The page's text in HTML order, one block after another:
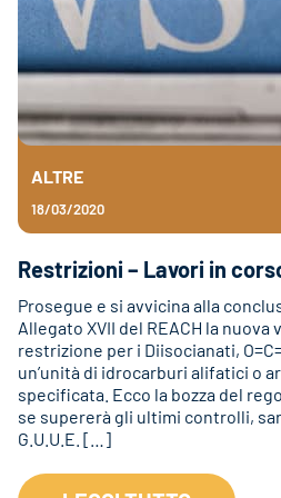
ALTRE
18/03/2020
Restrizioni – Lavori in
Prosegue e si avvicina alla
Allegato XVII del REACH la nuova
restrizione per i Diisocianati,
un’unità di idrocarburi alifatici o
specificata. Ecco la bozza del
se supererà gli ultimi controlli,
G.U.U.E. […]